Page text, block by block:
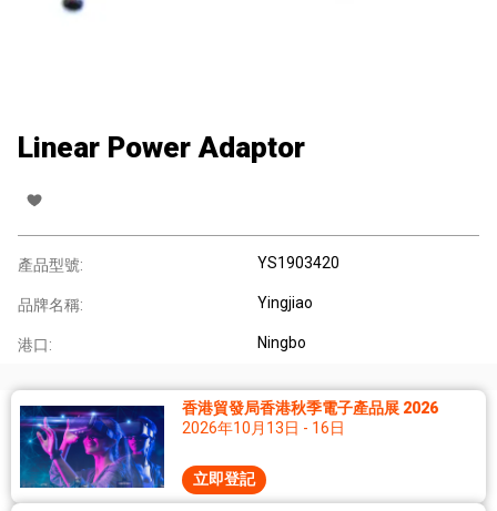
Linear Power Adaptor
產品型號: YS1903420
品牌名稱: Yingjiao
港口: Ningbo
香港貿發局香港秋季電子產品展 2026
2026年10月13日 - 16日
立即登記